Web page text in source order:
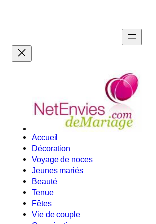
Accueil
Décoration
Voyage de noces
Jeunes mariés
Beauté
Tenue
Fêtes
Vie de couple